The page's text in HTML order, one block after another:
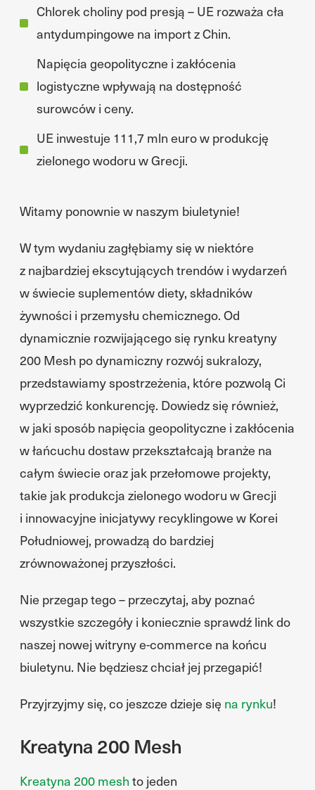
Chlorek choliny pod presją – UE rozważa cła
antydumpingowe na import z Chin.
Napięcia geopolityczne i zakłócenia
logistyczne wpływają na dostępność
surowców i ceny.
UE inwestuje 111,7 mln euro w produkcję
zielonego wodoru w Grecji.
Witamy ponownie w naszym biuletynie!
W tym wydaniu zagłębiamy się w niektóre
z najbardziej ekscytujących trendów i wydarzeń
w świecie suplementów diety, składników
żywności i przemysłu chemicznego. Od
dynamicznie rozwijającego się rynku kreatyny
200 Mesh po dynamiczny rozwój sukralozy,
przedstawiamy spostrzeżenia, które pozwolą Ci
wyprzedzić konkurencję. Dowiedz się również,
w jaki sposób napięcia geopolityczne i zakłócenia
w łańcuchu dostaw przekształcają branże na
całym świecie oraz jak przełomowe projekty,
takie jak produkcja zielonego wodoru w Grecji
i innowacyjne inicjatywy recyklingowe w Korei
Południowej, prowadzą do bardziej
zrównoważonej przyszłości.
Nie przegap tego – przeczytaj, aby poznać
wszystkie szczegóły i koniecznie sprawdź link do
naszej nowej witryny e-commerce na końcu
biuletynu. Nie będziesz chciał jej przegapić!
Przyjrzyjmy się, co jeszcze dzieje się na rynku!
Kreatyna 200 Mesh
Kreatyna 200 mesh to jeden